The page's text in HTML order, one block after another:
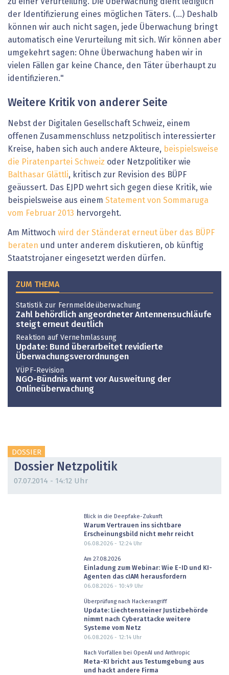
der Identifizierung eines möglichen Täters. (…) Deshalb
können wir auch nicht sagen, jede Überwachung bringt
automatisch eine Verurteilung mit sich. Wir können aber
umgekehrt sagen: Ohne Überwachung haben wir in
vielen Fällen gar keine Chance, den Täter überhaupt zu
identifizieren."
Weitere Kritik von anderer Seite
Nebst der Digitalen Gesellschaft Schweiz, einem
offenen Zusammenschluss netzpolitisch interessierter
Kreise, haben sich auch andere Akteure, beispielsweise
die Piratenpartei Schweiz oder Netzpolitiker wie
Balthasar Glättli, kritisch zur Revision des BÜPF
geäussert. Das EJPD wehrt sich gegen diese Kritik, wie
beispielsweise aus einem Statement von Sommaruga
vom Februar 2013 hervorgeht.
Am Mittwoch wird der Ständerat erneut über das BÜPF
beraten und unter anderem diskutieren, ob künftig
Staatstrojaner eingesetzt werden dürfen.
ZUM THEMA
Statistik zur Fernmeldeüberwachung
Zahl behördlich angeordneter Antennensuchläufe
steigt erneut deutlich
Reaktion auf Vernehmlassung
Update: Bund überarbeitet revidierte
Überwachungsverordnungen
VÜPF-Revision
NGO-Bündnis warnt vor Ausweitung der
Onlineüberwachung
DOSSIER
Dossier Netzpolitik
07.07.2014 - 14:12 Uhr
Blick in die Deepfake-Zukunft
Warum Vertrauen ins sichtbare
Erscheinungsbild nicht mehr reicht
06.08.2026 - 12:24Uhr
Am 27.08.2026
Einladung zum Webinar: Wie E-ID und KI-
Agenten das cIAM herausfordern
06.08.2026 - 10:49 Uhr
Überprüfung nach Hackerangriff
Update: Liechtensteiner Justizbehörde
nimmt nach Cyberattacke weitere
Systeme vom Netz
06.08.2026 - 12:14Uhr
Nach Vorfällen bei OpenAI und Anthropic
Meta-KI bricht aus Testumgebung aus
und hackt andere Firma